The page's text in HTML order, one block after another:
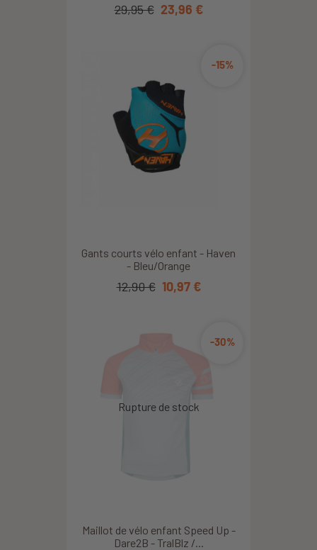
29,95 € 23,96 €
Gants courts vélo enfant - Haven
- Bleu/Orange
-15%
12,90 € 10,97 €
Maillot de vélo enfant Speed Up -
Dare2B - TralBlz /...
-30%